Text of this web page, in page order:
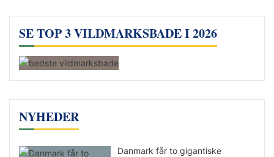
SE TOP 3 VILDMARKSBADE I 2026
NYHEDER
Danmark får to gigantiske